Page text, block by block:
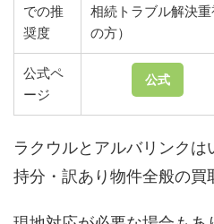
での推
奨度
相続トラブル解決
の方）
公式ペ
ージ
公式
ラクウルとアルバリンク
持分・訳あり物件全般の買